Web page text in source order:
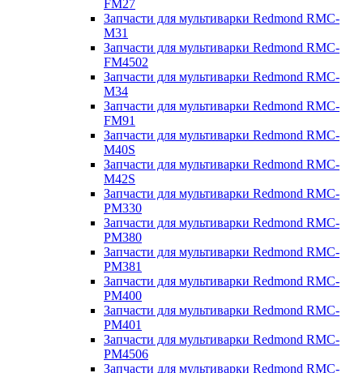
FM27
Запчасти для мультиварки Redmond RMC-
M31
Запчасти для мультиварки Redmond RMC-
FM4502
Запчасти для мультиварки Redmond RMC-
M34
Запчасти для мультиварки Redmond RMC-
FM91
Запчасти для мультиварки Redmond RMC-
M40S
Запчасти для мультиварки Redmond RMC-
M42S
Запчасти для мультиварки Redmond RMC-
PM330
Запчасти для мультиварки Redmond RMC-
PM380
Запчасти для мультиварки Redmond RMC-
PM381
Запчасти для мультиварки Redmond RMC-
PM400
Запчасти для мультиварки Redmond RMC-
PM401
Запчасти для мультиварки Redmond RMC-
PM4506
Запчасти для мультиварки Redmond RMC-